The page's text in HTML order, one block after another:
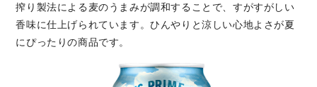
搾り製法による麦のうまみが調和することで、すがすがしい
香味に仕上げられています。ひんやりと涼しい心地よさが夏
にぴったりの商品です。